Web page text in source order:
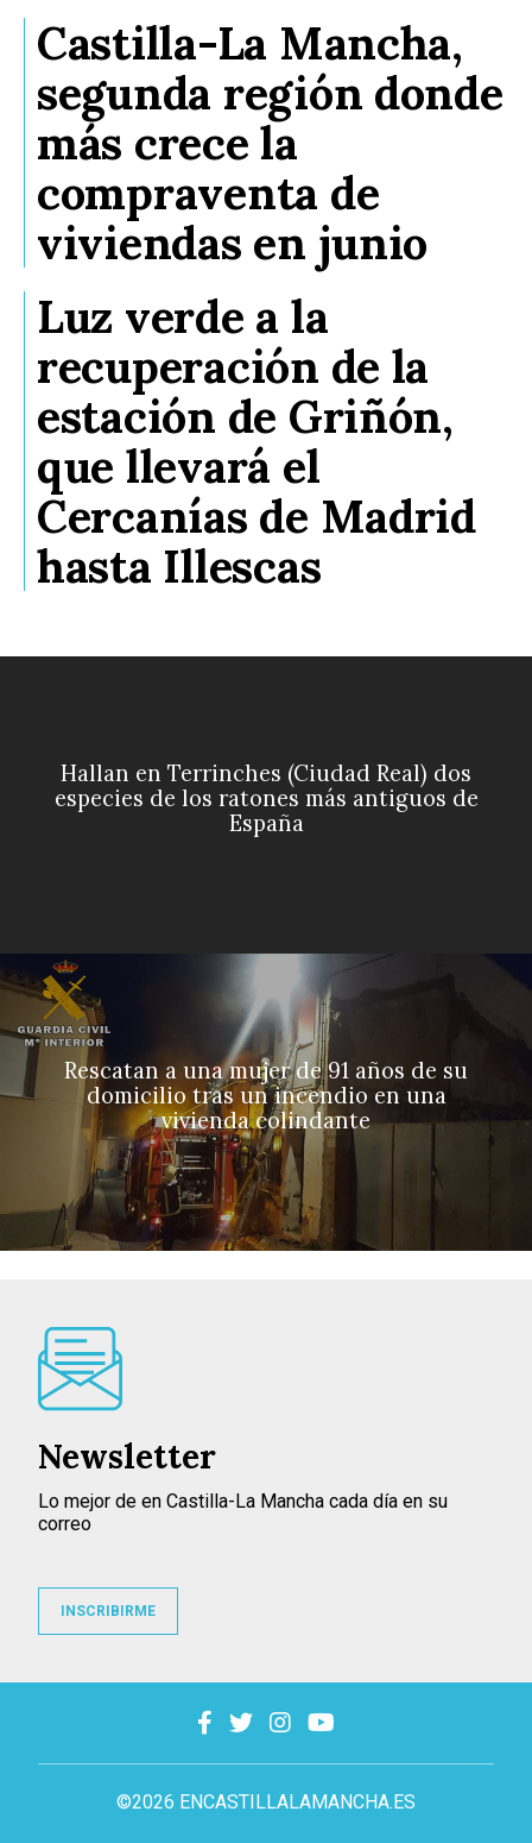
Castilla-La Mancha,
segunda región donde
más crece la
compraventa de
viviendas en junio
Luz verde a la
recuperación de la
estación de Griñón,
que llevará el
Cercanías de Madrid
hasta Illescas
Hallan en Terrinches (Ciudad Real) dos
especies de los ratones más antiguos de
España
Rescatan a una mujer de 91 años de su
domicilio tras un incendio en una
vivienda colindante
©2026 ENCASTILLALAMANCHA.ES
Newsletter
Lo mejor de en Castilla-La Mancha cada día en su
correo
INSCRIBIRME